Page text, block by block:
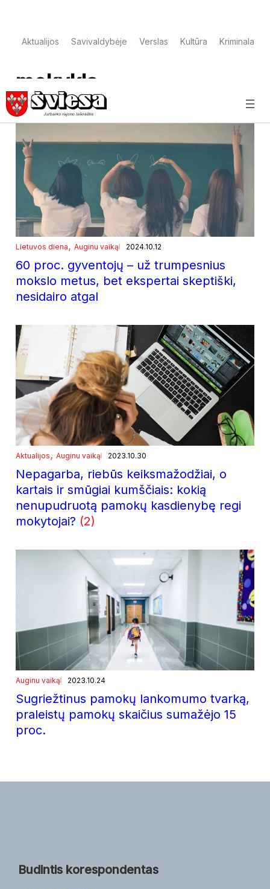
Aktualijos Savivaldybėje Verslas Kultūra Kriminalai
mokykla
Lietuvos diena, Auginu vaiką 2024.10.12
60 proc. gyventojų – už trumpesnius
mokslo metus, bet ekspertai skeptiški,
nesidairo atgal
Aktualijos, Auginu vaiką 2023.10.30
Nepagarba, riebūs keiksmažodžiai, o
kartais ir smūgiai kumščiais: kokią
nenupudruotą pamokų kasdienybę regi
mokytojai? (2)
Auginu vaiką 2023.10.24
Sugriežtinus pamokų lankomumo tvarką,
praleistų pamokų skaičius sumažėjo 15
proc.
Budintis korespondentas